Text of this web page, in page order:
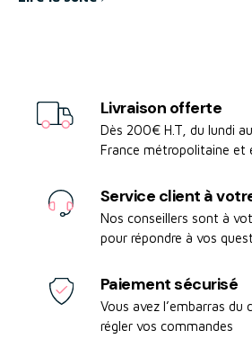
parfaitement adaptée aux
Installer unosmoseur
d’améliorer les performances
lave-vaisselles et machines à
réduisant les dépôts de calcaire
la vaisselle. Vous bénéficiez
cristalline, garantissant une
Choisir un osmoseur
investir dans la durabilité et la
Livraison offerte
Dès 200€ H.T, du lundi
France métropolitaine et
Service client à
Nos conseillers sont à
pour répondre à vos
Paiement sécurisé
Vous avez l’embarras du
régler vos commandes